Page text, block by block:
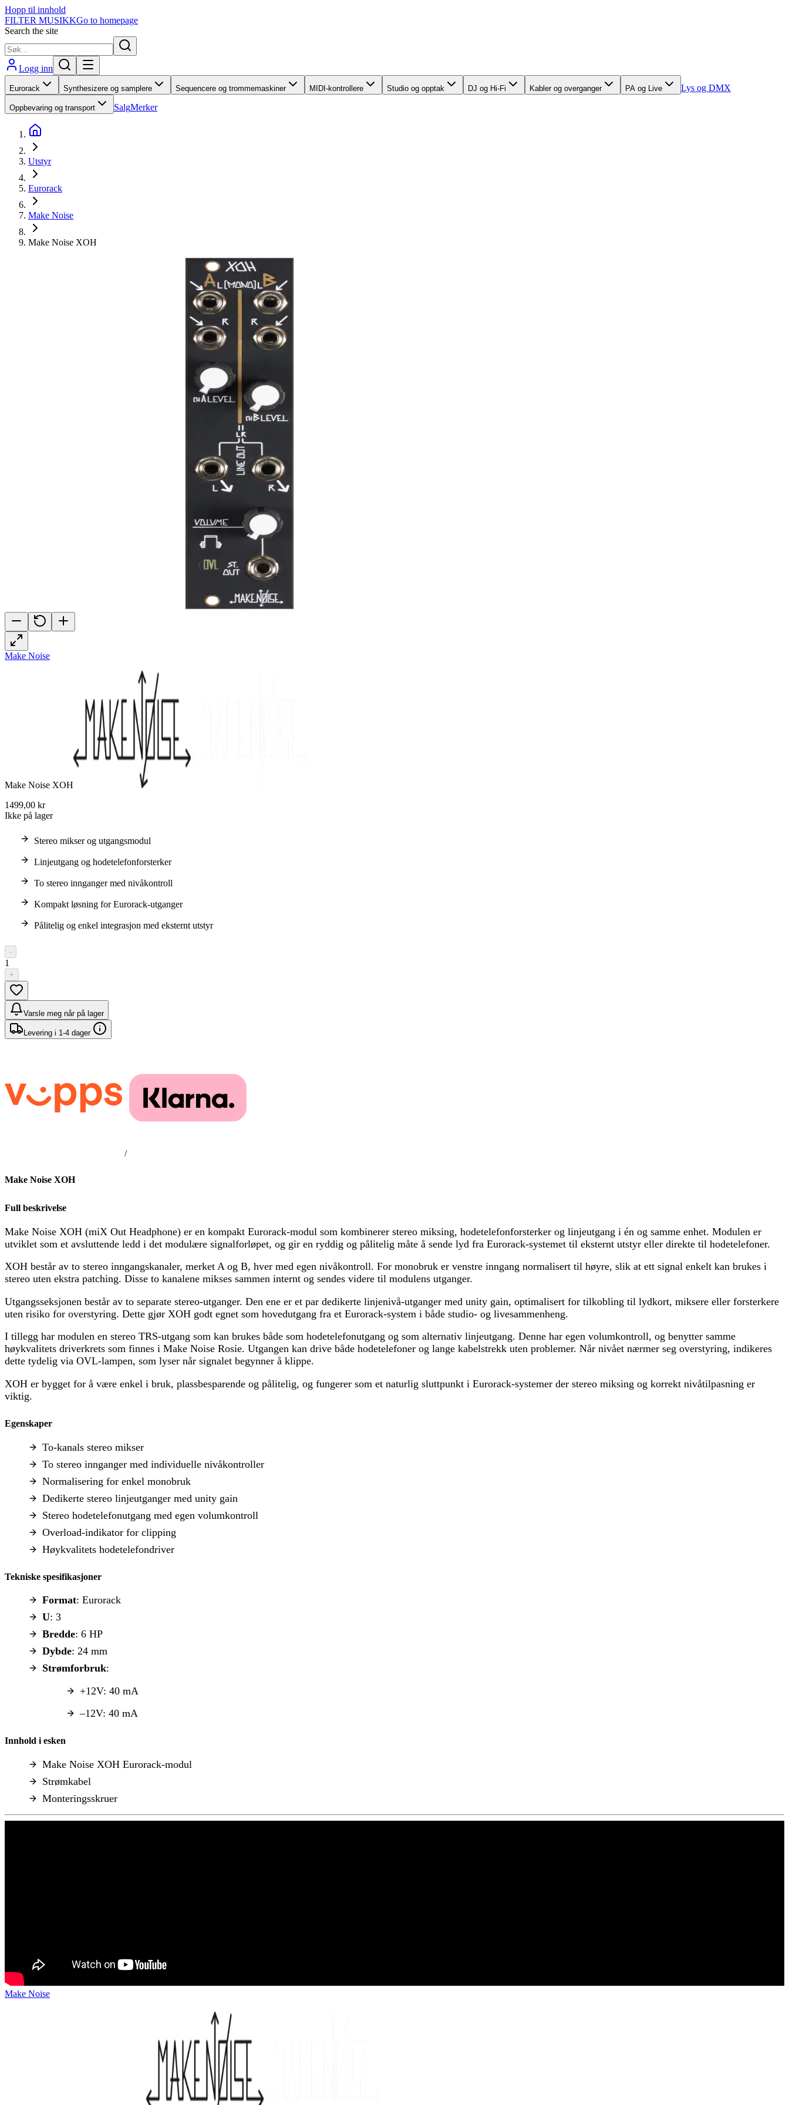
Hopp til innhold
FILTER MUSIKKGo to homepage
Search the site
Logg inn
Eurorack Synthesizere og samplere Sequencere og trommemaskiner MIDI-kontrollere Studio og opptak DJ og Hi-Fi Kabler og overganger PA og Live Lys og DMX
Oppbevaring og transport SalgMerker
Utstyr
Eurorack
Make Noise
Make Noise XOH
Make Noise
Make Noise XOH
1499,00 kr
Ikke på lager
Stereo mikser og utgangsmodul
Linjeutgang og hodetelefonforsterker
To stereo innganger med nivåkontroll
Kompakt løsning for Eurorack-utganger
Pålitelig og enkel integrasjon med eksternt utstyr
-
1
+
Varsle meg når på lager
Levering i 1-4 dager
/
Make Noise XOH
Full beskrivelse
Make Noise XOH (miX Out Headphone) er en kompakt Eurorack-modul som kombinerer stereo miksing, hodetelefonforsterker og linjeutgang i én og samme enhet. Modulen er
utviklet som et avsluttende ledd i det modulære signalforløpet, og gir en ryddig og pålitelig måte å sende lyd fra Eurorack-systemet til eksternt utstyr eller direkte til hodetelefoner.
XOH består av to stereo inngangskanaler, merket A og B, hver med egen nivåkontroll. For monobruk er venstre inngang normalisert til høyre, slik at ett signal enkelt kan brukes i
stereo uten ekstra patching. Disse to kanalene mikses sammen internt og sendes videre til modulens utganger.
Utgangsseksjonen består av to separate stereo-utganger. Den ene er et par dedikerte linjenivå-utganger med unity gain, optimalisert for tilkobling til lydkort, miksere eller forsterkere
uten risiko for overstyring. Dette gjør XOH godt egnet som hovedutgang fra et Eurorack-system i både studio- og livesammenheng.
I tillegg har modulen en stereo TRS-utgang som kan brukes både som hodetelefonutgang og som alternativ linjeutgang. Denne har egen volumkontroll, og benytter samme
høykvalitets driverkrets som finnes i Make Noise Rosie. Utgangen kan drive både hodetelefoner og lange kabelstrekk uten problemer. Når nivået nærmer seg overstyring, indikeres
dette tydelig via OVL-lampen, som lyser når signalet begynner å klippe.
XOH er bygget for å være enkel i bruk, plassbesparende og pålitelig, og fungerer som et naturlig sluttpunkt i Eurorack-systemer der stereo miksing og korrekt nivåtilpasning er
viktig.
Egenskaper
To-kanals stereo mikser
To stereo innganger med individuelle nivåkontroller
Normalisering for enkel monobruk
Dedikerte stereo linjeutganger med unity gain
Stereo hodetelefonutgang med egen volumkontroll
Overload-indikator for clipping
Høykvalitets hodetelefondriver
Tekniske spesifikasjoner
Format: Eurorack
U: 3
Bredde: 6 HP
Dybde: 24 mm
Strømforbruk:
+12V: 40 mA
–12V: 40 mA
Innhold i esken
Make Noise XOH Eurorack-modul
Strømkabel
Monteringsskruer
Make Noise